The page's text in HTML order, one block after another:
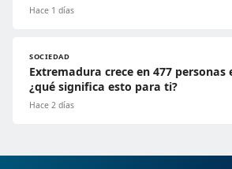
Hace 1 días
SOCIEDAD
Extremadura crece en 477
¿qué significa esto para ti?
Hace 2 días